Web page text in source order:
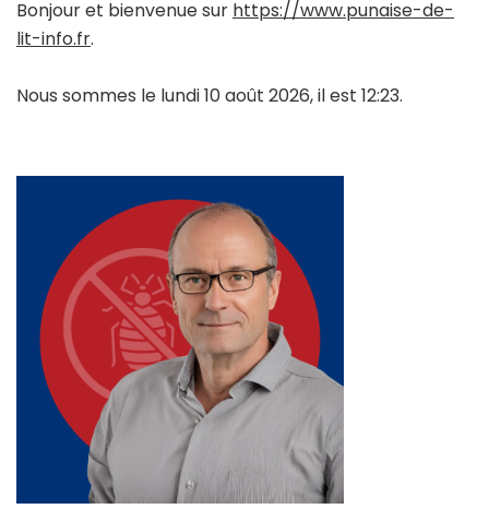
Bonjour et bienvenue sur https://www.punaise-de-
lit-info.fr.
Nous sommes le lundi 10 août 2026, il est 12:23.